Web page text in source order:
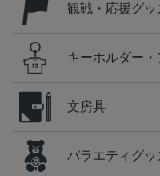
観戦・応援グッ
キーホルダー
文房具
バラエティグッ